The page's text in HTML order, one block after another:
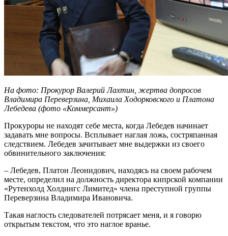
На фото: Прокурор Валерий Лахтин, жертва допросов
Владимира Переверзина, Михаила Ходорковского и Платона
Лебедева (фото «Коммерсант»)
Прокуроры не находят себе места, когда Лебедев начинает
задавать мне вопросы. Всплывает наглая ложь, состряпанная
следствием. Лебедев зачитывает мне выдержки из своего
обвинительного заключения:
– Лебедев, Платон Леонидович, находясь на своем рабочем
месте, определил на должность директора кипрской компании
«Рутенхолд Холдингс Лимитед» члена преступной группы
Переверзина Владимира Ивановича.
Такая наглость следователей потрясает меня, и я говорю
открытым текстом, что это наглое вранье.